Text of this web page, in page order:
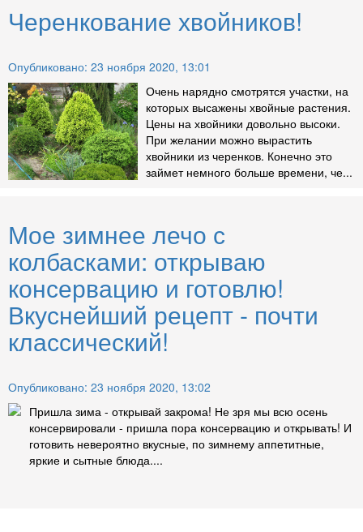
Черенкование хвойников!
Опубликовано: 23 ноября 2020, 13:01
Очень нарядно смотрятся участки, на
которых высажены хвойные растения.
Цены на хвойники довольно высоки.
При желании можно вырастить
хвойники из черенков. Конечно это
займет немного больше времени, че...
Мое зимнее лечо с
колбасками: открываю
консервацию и готовлю!
Вкуснейший рецепт - почти
классический!
Опубликовано: 23 ноября 2020, 13:02
Пришла зима - открывай закрома! Не зря мы всю осень
консервировали - пришла пора консервацию и открывать! И
готовить невероятно вкусные, по зимнему аппетитные,
яркие и сытные блюда....